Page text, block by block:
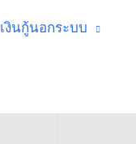
เงินกู้นอกระบบ